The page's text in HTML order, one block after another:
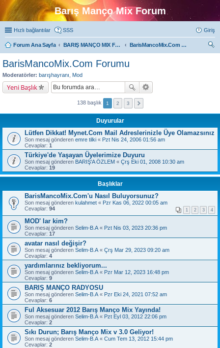
Barış Manço Mix Forum
Hızlı bağlantılar SSS Giriş
Forum Ana Sayfa BARIŞ MANÇO MIX FORUMLARI
BarisMancoMix.Com Forumu
BarisMancoMix.Com Forumu
Moderatörler: barışhayranı Mod
Yeni Başlık
138 başlık 1 2 3
Duyurular
Lütfen Dikkat! Mynet.Com Mail Adreslerinizle Üye Olamazsınız
Son mesaj gönderen emre tilki « Pzt Nis 24, 2006 01:56 am
Cevaplar: 1
Türkiye'de Yaşayan Üyelerimize Duyuru
Son mesaj gönderen BARIŞ'A ÖZLEM « Çrş Eki 01, 2008 10:30 am
Cevaplar: 19
Başlıklar
BarisMancoMix.Com'u Nasıl Buluyorsunuz?
Son mesaj gönderen kulahmet « Pzr Kas 06, 2022 00:05 am
Cevaplar: 94 1 2 3 4
MOD' lar kim?
Son mesaj gönderen Selim-B.A « Pzt Nis 03, 2023 20:36 pm
Cevaplar: 17
avatar nasıl değişir?
Son mesaj gönderen Selim-B.A « Çrş Mar 29, 2023 09:20 am
Cevaplar: 4
yardımlarınız bekliyorum...
Son mesaj gönderen Selim-B.A « Pzr Mar 12, 2023 16:48 pm
Cevaplar: 9
BARIŞ MANÇO RADYOSU
Son mesaj gönderen Selim-B.A « Pzr Eki 24, 2021 07:52 am
Cevaplar: 6
Ful Aksesuar 2012 Barış Manço Mix Yayında!
Son mesaj gönderen Selim-B.A « Pzt Eyl 03, 2012 22:06 pm
Cevaplar: 2
Sıkı Durun; Barış Manço Mix v 3.0 Geliyor!
Son mesaj gönderen Selim-B.A « Cum Tem 13, 2012 15:44 pm
Cevaplar: 2